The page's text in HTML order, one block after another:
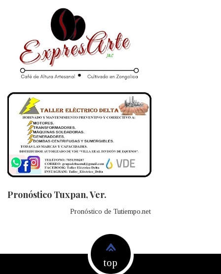
Pronóstico Tuxpan, Ver.
Pronóstico de Tutiempo.net
top